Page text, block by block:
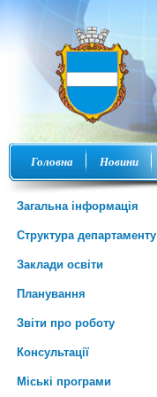
Головна Новини
Загальна інформація
Структура департаменту
Заклади освіти
Планування
Звіти про роботу
Консультації
Міські програми